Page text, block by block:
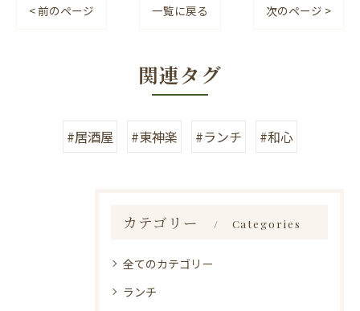
< 前のページ 一覧に戻る 次のページ >
関連タグ
#居酒屋 #東神楽 #ランチ #和心
カテゴリー Categories
全てのカテゴリー
ランチ